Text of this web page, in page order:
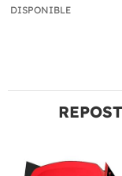
DISPONIBLE